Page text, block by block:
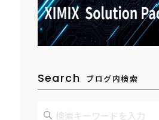
Search ブログ内検索